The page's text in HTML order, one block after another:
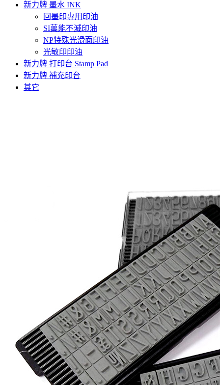
新力牌 墨水 INK
回墨印專用印油
SI萬能不滅印油
NP特殊光滑面印油
光敏印印油
新力牌 打印台 Stamp Pad
新力牌 補充印台
其它